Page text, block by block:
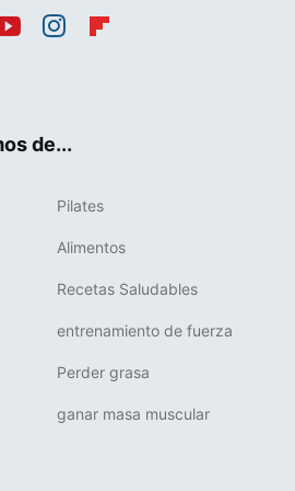
de...
Pilates
Alimentos
Recetas Saludables
entrenamiento de fuerza
Perder grasa
ganar masa muscular